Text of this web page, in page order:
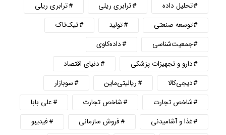
تحلیل داده
ترابری ریلی
ترابری ریلی
توسعه صنعتی
تولید
تیک‌تاک
جمعیت‌شناسی
داده‌کاوی
دارو و تجهیزات پزشکی
دنیای اقتصاد
دیجی‌کالا
ریالیتی‌ماین
سوبازار
شاخص تجارت
شاخص تجارت
علی بابا
غذا و آشامیدنی
فروش سازمانی
فیدیبو